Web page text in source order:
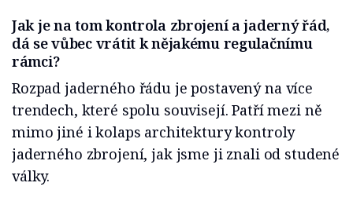
Jak je na tom kontrola zbrojení a jaderný řád,
dá se vůbec vrátit k nějakému regulačnímu
rámci?
Rozpad jaderného řádu je postavený na více
trendech, které spolu souvisejí. Patří mezi ně
mimo jiné i kolaps architektury kontroly
jaderného zbrojení, jak jsme ji znali od studené
války.